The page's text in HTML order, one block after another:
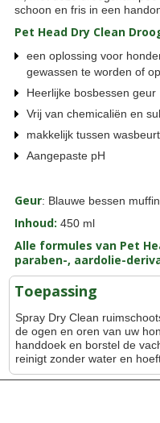
schoon en fris in een
Pet Head Dry Clean
een oplossing voor
gewassen te worden of
Heerlijke bosbessen geur
Vrij van chemicaliën en
makkelijk tussen
Aangepaste pH
Geur: Blauwe bessen muffin
Inhoud: 450 ml
Alle formules van Pet
paraben-, aardolie-
Toepassing
Spray Dry Clean
de ogen en oren van uw
handdoek en borstel de
reinigt zonder water en